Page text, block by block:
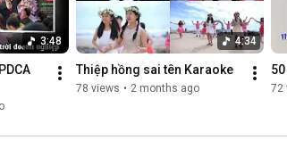
Điệp khúc:
Được mùa lại được giá sầu riêng vui
Được mùa lại được giá bà con hi
Được mùa lại được giá miền Tây bát
Được mùa lại được giá Tây Nguyên
__________
3:48 4:34
Thiệp hồng sai tên Karaoke
78 views • 2 months ago 72